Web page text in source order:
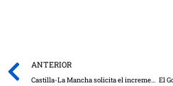
Prev
ANTERIOR
Castilla-La Mancha solicita el incremento del caudal ecológico el Tajo hasta los 10,86 metros cúbicos por segundo en Aranjuez